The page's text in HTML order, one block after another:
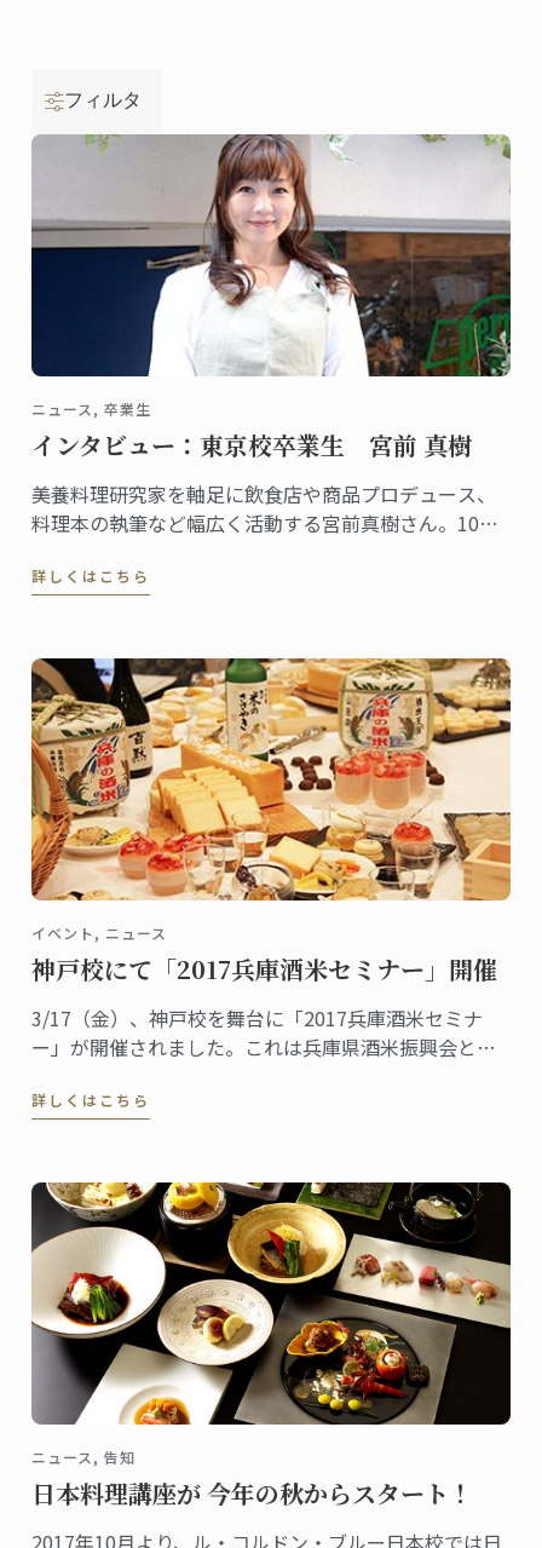
フィルタ
ニュース, 卒業生
インタビュー：東京校卒業生 宮前 真樹
美養料理研究家を軸足に飲食店や商品プロデュース、
料理本の執筆など幅広く活動する宮前真樹さん。10～
の顔を持ち様々なメディアに登場することからご存知
詳しくはこちら
イベント, ニュース
神戸校にて「2017兵庫酒米セミナー」開催
3/17（金）、神戸校を舞台に「2017兵庫酒米セミナ
ー」が開催されました。これは兵庫県酒米振興会と神
聞いて、体験し、学んでもらう」のがコンセプト。一
詳しくはこちら
ニュース, 告知
日本料理講座が 今年の秋からスタート！
2017年10月より、ル・コルドン・ブルー日本校では日